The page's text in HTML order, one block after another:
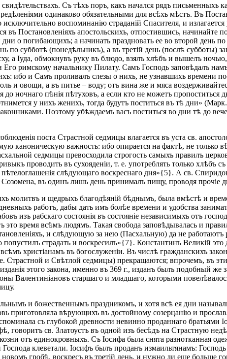
Съ тѣхъ поръ, какъ начался рядъ письменныхъ
одинаково обязательными для всѣхъ мѣстъ. Въ
воспоминанію страданій Спасителя, и излагается
Постановленіяхъ апостольскихъ, отпостившись, начинайте
о погибающихъ; а начинать праздновать ее во второй день
субботѣ (понедѣльникъ), а въ третій день (послѣ субботы)
а Іуда, обмокнувъ руку въ блюдо, взялъ хлѣбъ и вышелъ ночью,
римскому начальнику Пилату. Самъ Господь заповѣдалъ
ибо и Самъ проливалъ слезы о нихъ, не узнавшихъ времени
и овощи, а въ питье – воду; отъ вина же и мяса
ночнаго пѣнія пѣтуховъ, а если кто не можетъ пропоститься
у нихъ женихъ, тогда будутъ поститься въ тѣ дни»
Поэтому убѣждаемъ васъ поститься во дни тѣ до
поста Страстной седмицы влагается въ уста св.
каноническую важность: ибо опирается на фактѣ, не только
седмицы превосходила строгость самыхъ правилъ
проводить въ сухояденіи, т. е. употреблять только хлѣбъ
слѣдующаго воскреснаго дня»{5}. А св.
въ одинъ лишь день принималъ пищу, проводя прочіе
молитвъ и щедрыхъ благодѣяній бѣднымъ, была вмѣстѣ и
работъ, дабы дать имъ болѣе времени и удобства
изъ рабскаго состоянія въ состояніе независимыхъ отъ
время всѣмъ людямъ. Такая свобода заповѣдывалась и
и слѣдующую за нею (Пасхальную) да не работаютъ
страдать и воскресилъ»{7}. Константинъ Великій это
христіанамъ въ богослуженіи. Въ числѣ гражданскихъ
Страстной и Свѣтлой седмицы) прекращаются; впрочемъ, въ
этого закона, именно въ 369 г., изданъ былъ подобный же
Валентиніановъ старшаго и младшаго, которыми
и божественнымъ праздникомъ, и хотя всѣ ея дни
приготовляла вѣрующихъ въ достойному созерцанію и
съ глубокой древности невинно проданнаго братьями
говоритъ св. Златоустъ въ одной изъ бесѣдъ на Страстную
отъ единокровныхъ. Съ Іосифа была снята разнотканная
клеветали. Іосифъ былъ проданъ измаильтянамъ:
гробѣ, воскресъ въ третій день, и нужно ли еще больше